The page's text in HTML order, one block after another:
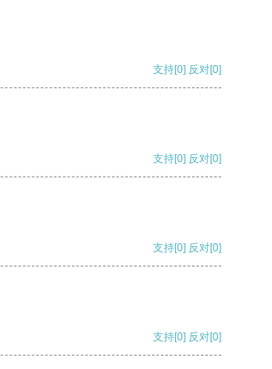
支持[0] 反对[0]
支持[0] 反对[0]
支持[0] 反对[0]
支持[0] 反对[0]